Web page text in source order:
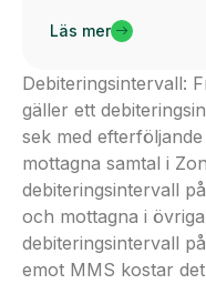
Läs mer
Debiteringsintervall:
gäller ett
sek med
mottagna samtal i
debiteringsintervall
och mottagna i
debiteringsintervall
emot MMS kostar